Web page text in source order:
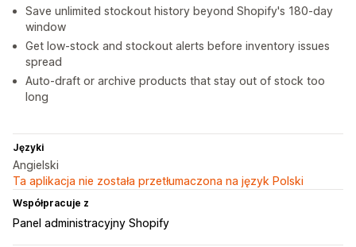
Save unlimited stockout history beyond Shopify's 180-day
window
Get low-stock and stockout alerts before inventory issues
spread
Auto-draft or archive products that stay out of stock too
long
Języki
Angielski
Ta aplikacja nie została przetłumaczona na język Polski
Współpracuje z
Panel administracyjny Shopify